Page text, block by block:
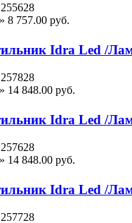
8 757.00 руб.
Idra Led /
14 848.00 руб.
Idra Led /
14 848.00 руб.
Idra Led /